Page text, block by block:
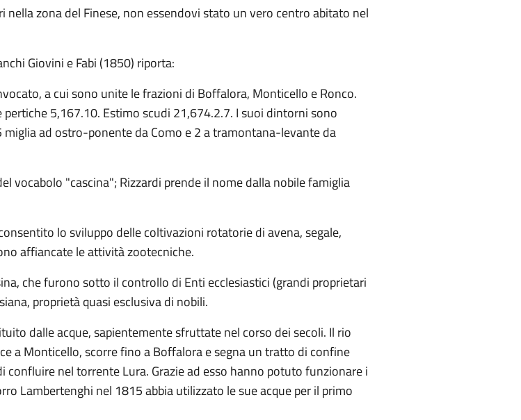
zona del Finese, non essendovi stato un vero centro abitato nel
Giovini e Fabi (1850) riporta:
a cui sono unite le frazioni di Boffalora, Monticello e Ronco.
5,167.10. Estimo scudi 21,674.2.7. I suoi dintorni sono
ad ostro-ponente da Como e 2 a tramontana-levante da
vocabolo "cascina"; Rizzardi prende il nome dalla nobile famiglia
lo sviluppo delle coltivazioni rotatorie di avena, segale,
affiancate le attività zootecniche.
che furono sotto il controllo di Enti ecclesiastici (grandi proprietari
proprietà quasi esclusiva di nobili.
dalle acque, sapientemente sfruttate nel corso dei secoli. Il rio
a Monticello, scorre fino a Boffalora e segna un tratto di confine
nel torrente Lura. Grazie ad esso hanno potuto funzionare i
Lambertenghi nel 1815 abbia utilizzato le sue acque per il primo